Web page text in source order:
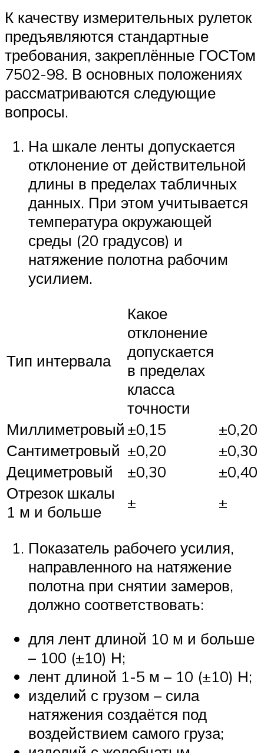
К качеству измерительных рулеток
предъявляются стандартные
требования, закреплённые ГОСТом
7502-98. В основных положениях
рассматриваются следующие
вопросы.
На шкале ленты допускается
отклонение от действительной
длины в пределах табличных
данных. При этом учитывается
температура окружающей
среды (20 градусов) и
натяжение полотна рабочим
усилием.
Тип интервала
Какое
отклонение
допускается
в пределах
класса
точности
Миллиметровый ±0,15
±0,20
Сантиметровый ±0,20
±0,30
Дециметровый
±0,30
±0,40
Отрезок шкалы
1 м и больше
± ±
Показатель рабочего усилия,
направленного на натяжение
полотна при снятии замеров,
должно соответствовать:
для лент длиной 10 м и больше
– 100 (±10) Н;
лент длиной 1-5 м – 10 (±10) Н;
изделий с грузом – сила
натяжения создаётся под
воздействием самого груза;